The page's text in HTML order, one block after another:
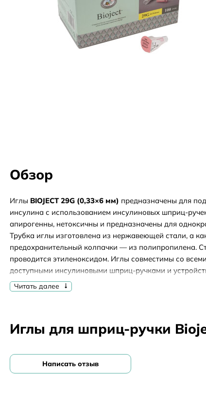
Обзор
Иглы BIOJECT 29G (0,33×6 мм) предназначены для
инсулина с использованием инсулиновых шприц-
апирогенны, нетоксичны и предназначены для
Трубка иглы изготовлена из нержавеющей стали, а
предохранительный колпачки — из полипропилена.
проводится этиленоксидом. Иглы совместимы со
доступными инсулиновыми шприц-ручками и
инсулина. Рекомендуется хранить их при температуре
относительной влажности воздуха до 75 %.
Читать далее
Иглы для шприц-ручки
Написать отзыв